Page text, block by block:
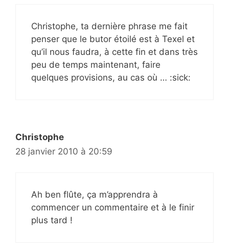
Christophe, ta dernière phrase me fait
penser que le butor étoilé est à Texel et
qu’il nous faudra, à cette fin et dans très
peu de temps maintenant, faire
quelques provisions, au cas où … :sick:
Christophe
28 janvier 2010 à 20:59
Ah ben flûte, ça m’apprendra à
commencer un commentaire et à le finir
plus tard !